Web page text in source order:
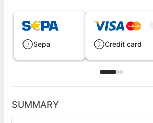
Sepa Credit card
SUMMARY